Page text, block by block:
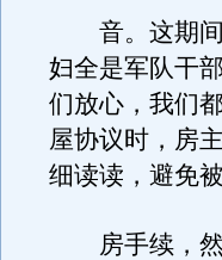
音。这期间
妇全是军队干
们放心，我们
屋协议时，房
细读读，避免
房手续，然